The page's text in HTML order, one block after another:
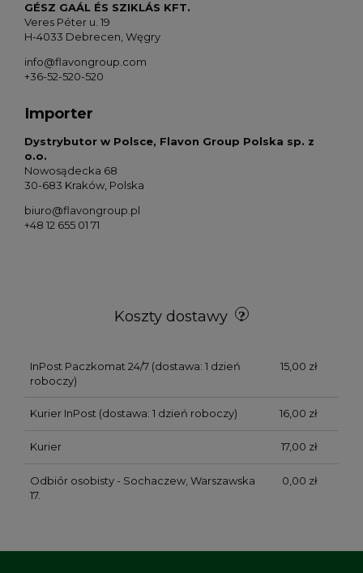
GÉSZ GAÁL ÉS SZIKLÁS KFT.
Veres Péter u. 19
H-4033 Debrecen, Węgry
info@flavongroup.com
+36-52-520-520
Importer
Dystrybutor w Polsce, Flavon Group Polska sp. z
o.o.
Nowosądecka 68
30-683 Kraków, Polska
biuro@flavongroup.pl
+48 12 655 01 71
Koszty dostawy
InPost Paczkomat 24/7(dostawa: 1 dzień
roboczy)
15,00 zł
Kurier InPost (dostawa: 1 dzień roboczy) 16,00 zł
Kurier 17,00 zł
Odbiór osobisty - Sochaczew, Warszawska
17.
0,00 zł